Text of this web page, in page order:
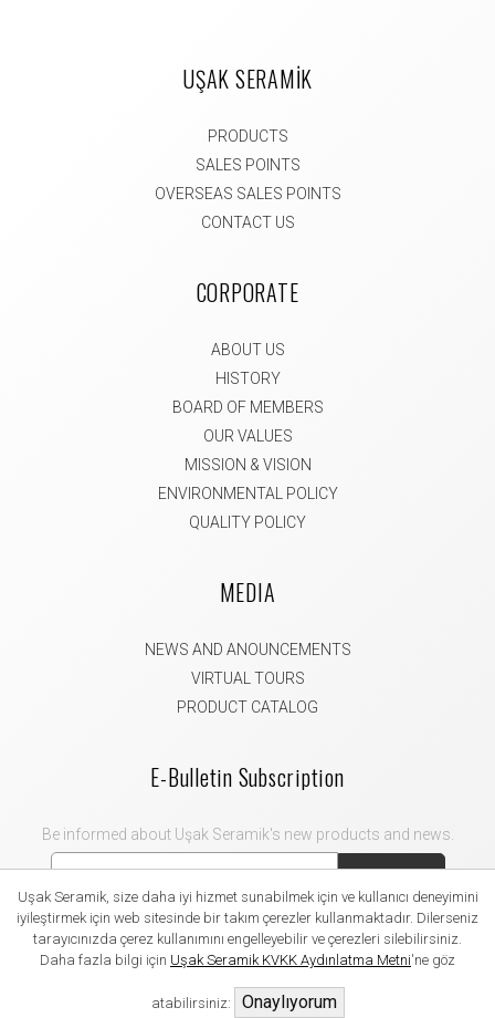
Uşak Seramik, size daha iyi hizmet sunabilmek için ve kullanıcı deneyimini
iyileştirmek için web sitesinde bir takım çerezler kullanmaktadır. Dilerseniz
tarayıcınızda çerez kullanımını engelleyebilir ve çerezleri silebilirsiniz.
Daha fazla bilgi için Uşak Seramik KVKK Aydınlatma Metni'ne göz
atabilirsiniz: Onaylıyorum
UŞAK SERAMİK
PRODUCTS
SALES POINTS
OVERSEAS SALES POINTS
CONTACT US
CORPORATE
ABOUT US
HISTORY
BOARD OF MEMBERS
OUR VALUES
MISSION & VISION
ENVIRONMENTAL POLICY
QUALITY POLICY
MEDIA
NEWS AND ANOUNCEMENTS
VIRTUAL TOURS
PRODUCT CATALOG
E-Bulletin Subscription
Be informed about Uşak Seramik's new products and news.
Subscribe
2021 Uşak Seramik. All rights reserved.